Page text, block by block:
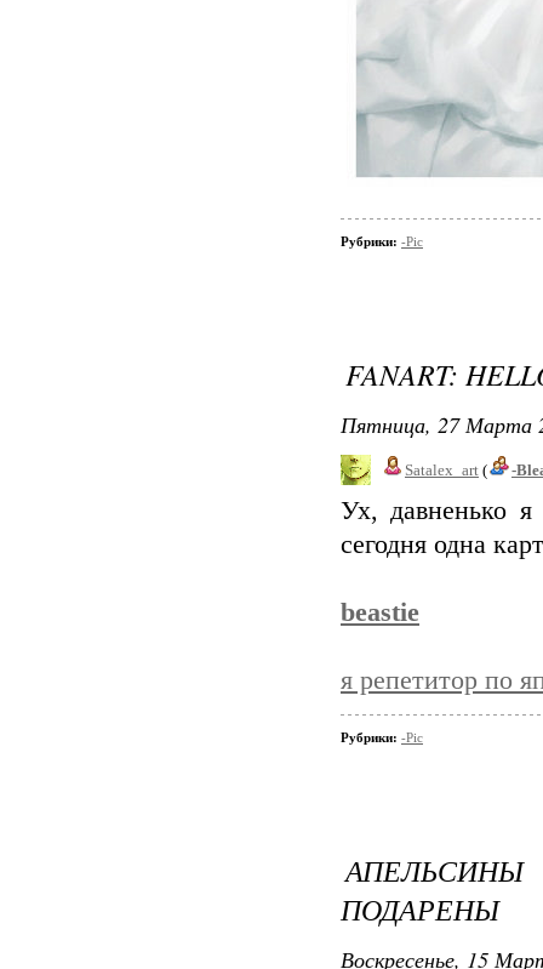
Рубрики: -Pic
FANART:
Пятница, 27 Марта
Satalex_art ( -
Ух, давненько
сегодня одна
beastie
я репетитор по
Рубрики: -Pic
ПОДАРЕНЫ
Воскресенье, 15